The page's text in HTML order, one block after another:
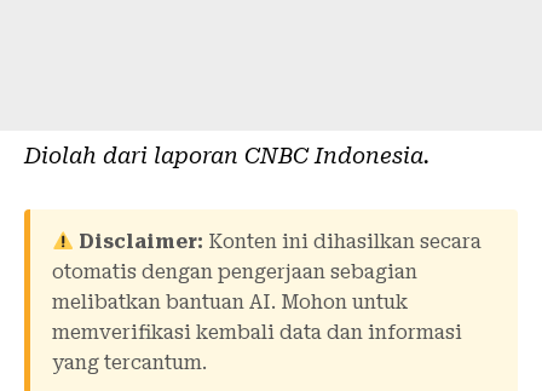
Diolah dari laporan CNBC Indonesia.
Disclaimer: Konten ini dihasilkan secara
otomatis dengan pengerjaan sebagian
melibatkan bantuan AI. Mohon untuk
memverifikasi kembali data dan informasi
yang tercantum.